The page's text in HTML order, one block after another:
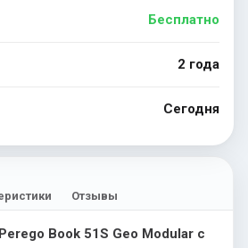
Бесплатно
2 года
Сегодня
Отзывы
Book 51S Geo Modular с